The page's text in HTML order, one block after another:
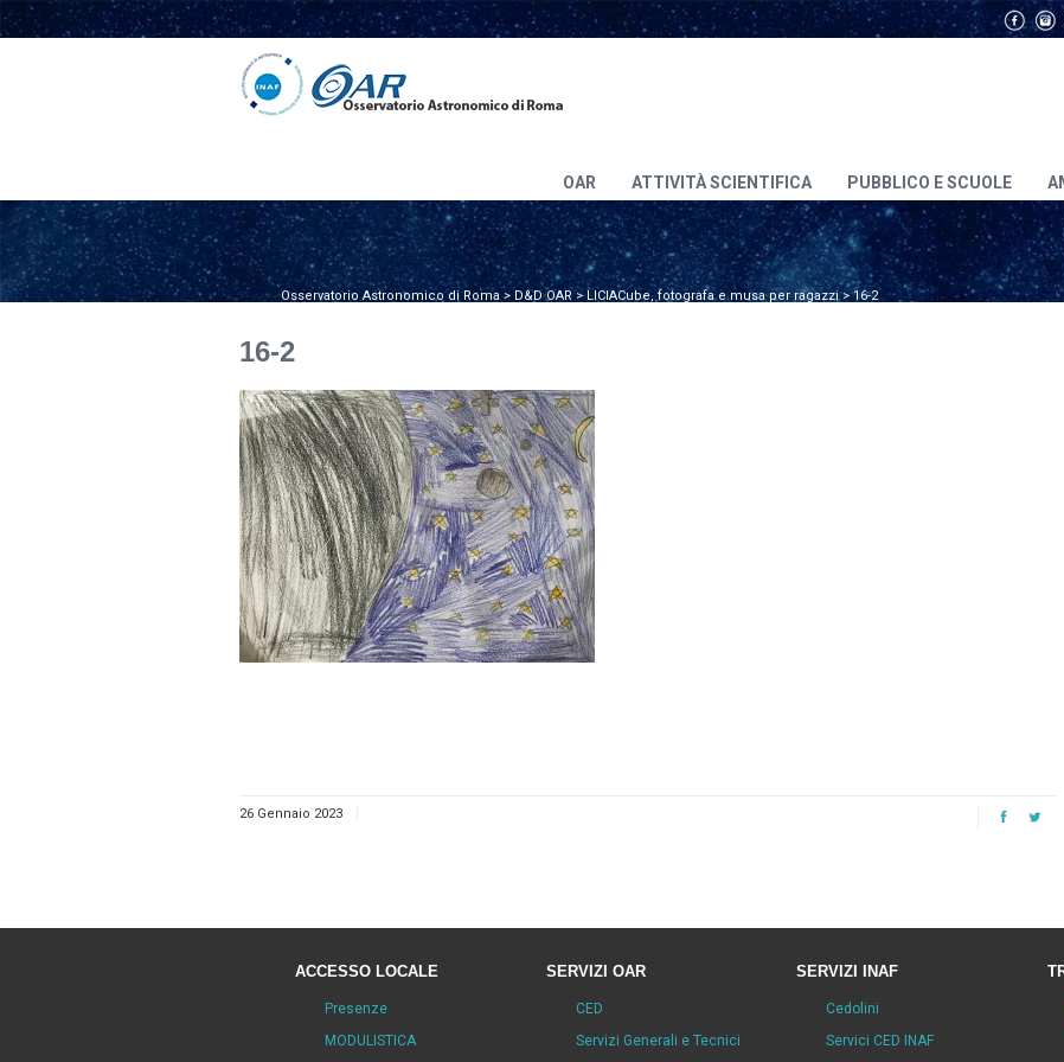
OAR ATTIVITÀ SCIENTIFICA PUBBLICO E SCUOLE
Osservatorio Astronomico di Roma> D&D OAR>LICIACube, fotografa e musa per ragazzi>16-2
16-2
26 Gennaio 2023
ACCESSO LOCALE
Presenze
MODULISTICA
SERVIZI OAR
CED
Servizi Generali e Tecnici
SERVIZI INAF
Cedolini
Servici CED INAF